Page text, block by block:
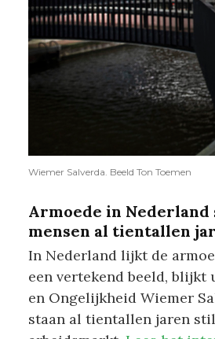
Wiemer Salverda. Beeld Ton Toemen
Armoede in Nederland
mensen al tientallen
In Nederland lijkt de
een vertekend beeld,
en Ongelijkheid Wiemer
staan al tientallen jaren